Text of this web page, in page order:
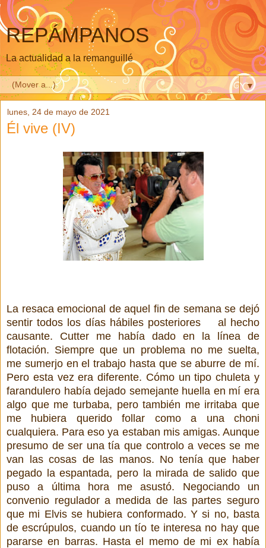
REPÁMPANOS
La actualidad a la remanguillé
▼
lunes, 24 de mayo de 2021
Él vive (IV)
La resaca emocional de aquel fin de semana se dejó
sentir todos los días hábiles posteriores
al hecho
causante. Cutter me había dado en la línea de
flotación. Siempre que un problema no me suelta,
me sumerjo en el trabajo hasta que se aburre de mí.
Pero esta vez era diferente. Cómo un tipo chuleta y
farandulero había dejado semejante huella en mí era
algo que me turbaba, pero también me irritaba que
me hubiera querido follar como a una choni
cualquiera. Para eso ya estaban mis amigas. Aunque
presumo de ser una tía que controlo a veces se me
van las cosas de las manos. No tenía que haber
pegado la espantada, pero la mirada de salido que
puso a última hora me asustó. Negociando un
convenio regulador a medida de las partes seguro
que mi Elvis se hubiera conformado. Y si no, basta
de escrúpulos, cuando un tío te interesa no hay que
pararse en barras. Hasta el memo de mi ex había